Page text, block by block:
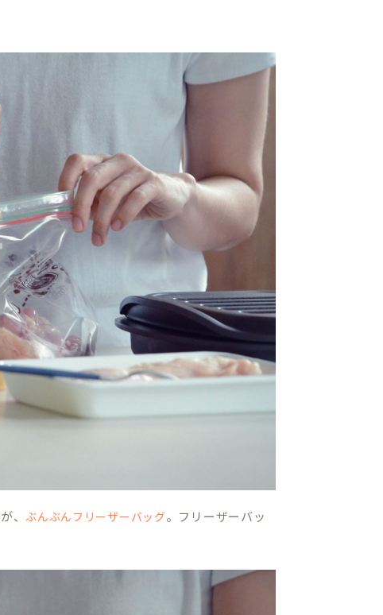
、ぶんぶんフリーザーバッグ。フリーザーバッ